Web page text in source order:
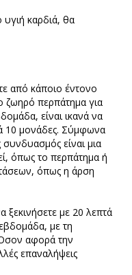
υγιή καρδιά, θα
από κάποιο έντονο
ζωηρό περπάτημα για
είναι ικανά να
10 μονάδες. Σύμφωνα
είναι μια
όπως το περπάτημα ή
όπως η άρση
ξεκινήσετε με 20 λεπτά
με τη
αφορά την
επαναλήψεις